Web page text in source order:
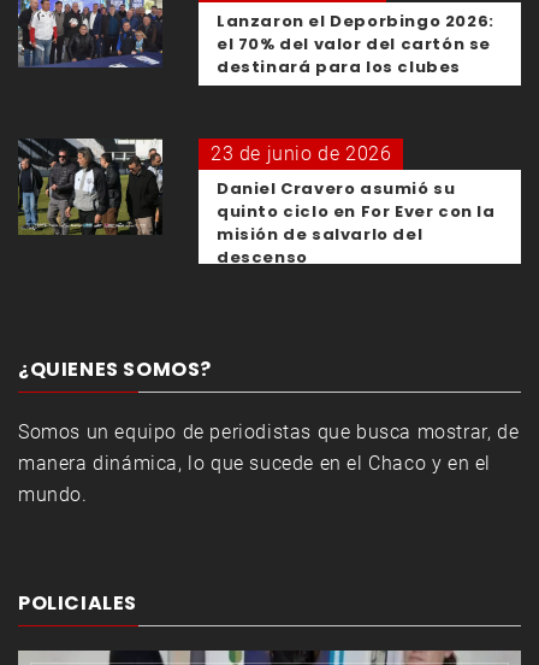
Lanzaron el Deporbingo 2026:
el 70% del valor del cartón se
destinará para los clubes
23 de junio de 2026
Daniel Cravero asumió su
quinto ciclo en For Ever con la
misión de salvarlo del
descenso
¿QUIENES SOMOS?
Somos un equipo de periodistas que busca mostrar, de
manera dinámica, lo que sucede en el Chaco y en el
mundo.
POLICIALES